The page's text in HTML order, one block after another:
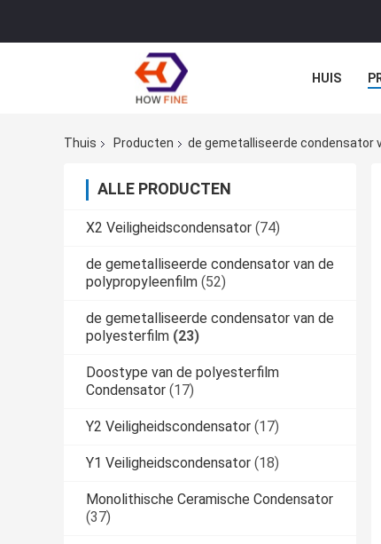
HUIS
Thuis Producten de gemetalliseerde condensator
ALLE PRODUCTEN
X2 Veiligheidscondensator (74)
de gemetalliseerde condensator van de
polypropyleenfilm (52)
de gemetalliseerde condensator van de
polyesterfilm (23)
Doostype van de polyesterfilm
Condensator (17)
Y2 Veiligheidscondensator (17)
Y1 Veiligheidscondensator (18)
Monolithische Ceramische Condensator
(37)